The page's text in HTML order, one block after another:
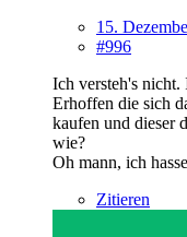
15.
#996
Ich versteh's nicht.
Erhoffen die sich
kaufen und dieser
wie?
Oh mann, ich
Zitieren